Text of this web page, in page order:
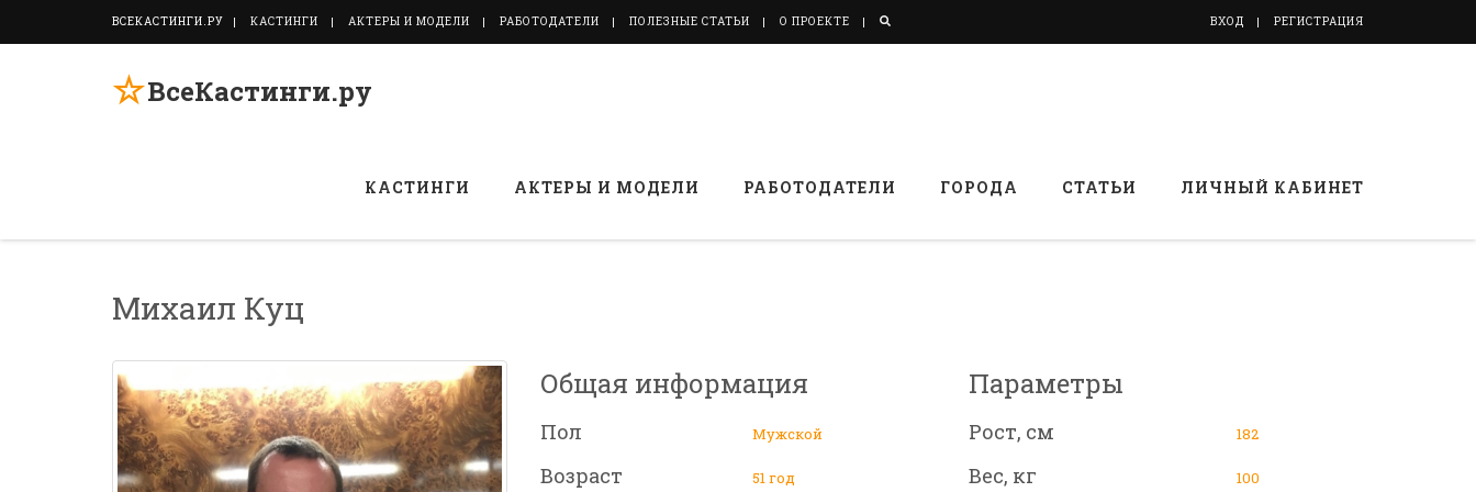
ВСЕКАСТИНГИ.РУ КАСТИНГИ АКТЕРЫ И МОДЕЛИ РАБОТОДАТЕЛИ ПОЛЕЗНЫЕ СТАТЬИ О ПРОЕКТЕ ВХОД РЕГИСТРАЦИЯ
☆ВсеКастинги.ру
КАСТИНГИ АКТЕРЫ И МОДЕЛИ РАБОТОДАТЕЛИ ГОРОДА СТАТЬИ ЛИЧНЫЙ КАБИНЕТ
Михаил Куц
Общая информация
Пол Мужской
Возраст 51 год
Параметры
Рост, см 182
Вес, кг 100